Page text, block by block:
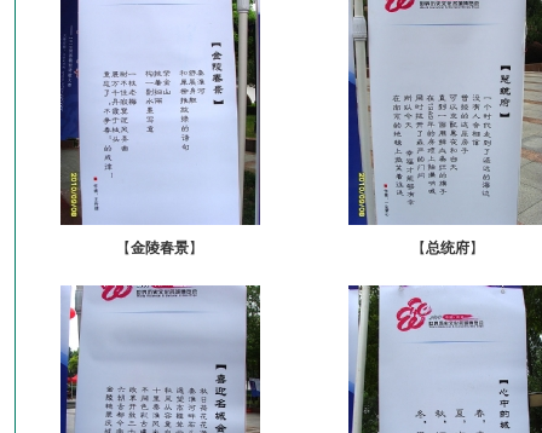
【金陵春景】 【总统府】